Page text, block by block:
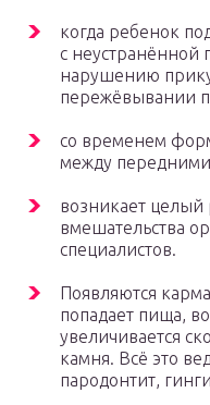
когда ребенок
с неустранённой
нарушению
пережёвывании
со временем
между
возникает
вмешательства
специалистов.
Появляются
попадает пища,
увеличивается
камня. Всё это
пародонтит,